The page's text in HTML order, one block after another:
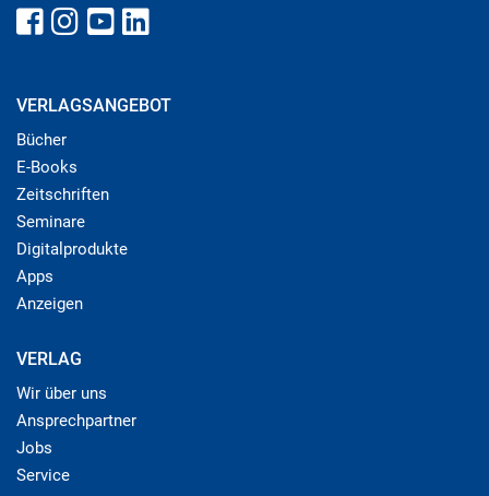
VERLAGSANGEBOT
Bücher
E-Books
Zeitschriften
Seminare
Digitalprodukte
Apps
Anzeigen
VERLAG
Wir über uns
Ansprechpartner
Jobs
Service